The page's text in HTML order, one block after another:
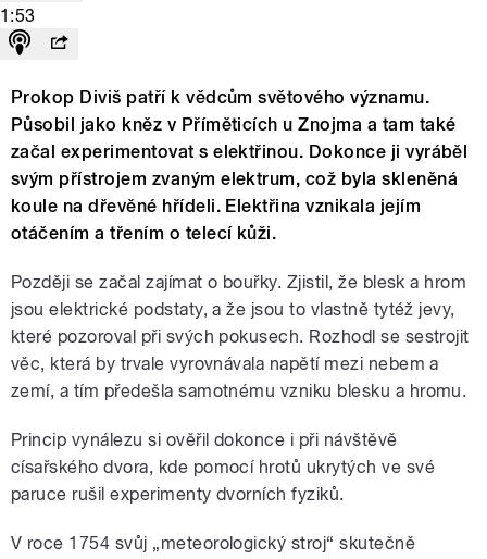
1:53
Prokop Diviš patří k vědcům světového významu.
Působil jako kněz v Příměticích u Znojma a tam také
začal experimentovat s elektřinou. Dokonce ji vyráběl
svým přístrojem zvaným elektrum, což byla skleněná
koule na dřevěné hřídeli. Elektřina vznikala jejím
otáčením a třením o telecí kůži.
Později se začal zajímat o bouřky. Zjistil, že blesk a hrom
jsou elektrické podstaty, a že jsou to vlastně tytéž jevy,
které pozoroval při svých pokusech. Rozhodl se sestrojit
věc, která by trvale vyrovnávala napětí mezi nebem a
zemí, a tím předešla samotnému vzniku blesku a hromu.
Princip vynálezu si ověřil dokonce i při návštěvě
císařského dvora, kde pomocí hrotů ukrytých ve své
paruce rušil experimenty dvorních fyziků.
V roce 1754 svůj „meteorologický stroj“ skutečně